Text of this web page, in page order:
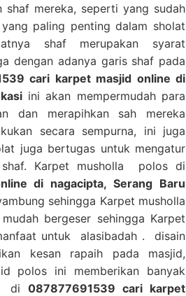
shaf mereka, seperti yang sudah
paling penting dalam sholat
shaf merupakan syarat
dengan adanya garis shaf pada
cari karpet masjid online di
ini akan mempermudah para
dan merapihkan sah mereka
secara sempurna, ini juga
juga bertugas untuk mengatur
shaf. Karpet musholla polos di
di nagacipta, Serang Baru
sehingga Karpet musholla
bergeser sehingga Karpet
untuk alasibadah . disain
kesan rapaih pada masjid,
polos ini memberikan banyak
di087877691539 cari karpet